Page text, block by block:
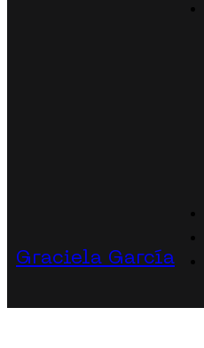
Graciela García